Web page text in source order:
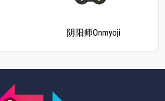
阴阳师Onmyoji